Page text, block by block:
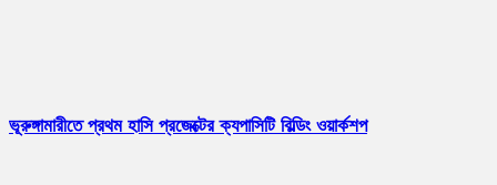
ভূরুঙ্গামারীতে প্রথম হাসি প্রজেক্টের ক্যপাসিটি বিল্ডিং ওয়ার্কশপ